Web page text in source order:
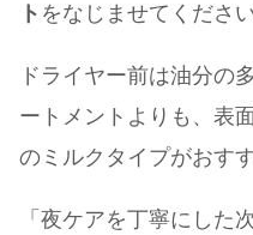
ト をなじませてください
ドライヤー前は油分の
ートメントよりも、表
のミルクタイプがおす
「夜ケアを丁寧にした